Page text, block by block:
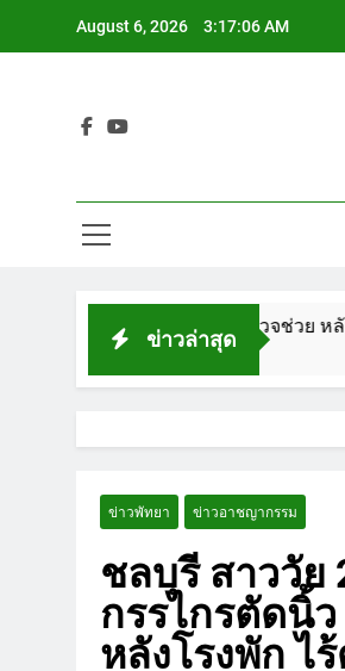
August 6, 2026 3:17:07 AM
ข่าวล่าสุด
พัทยา แจ้งตำรวจช่วย หลังถูกคู่รัก
ข่าวพัทยา ข่าวอาชญากรรม
ชลบุรี สาววั
กรรไกรตัดนิ้
หลังโรงพัก ไ